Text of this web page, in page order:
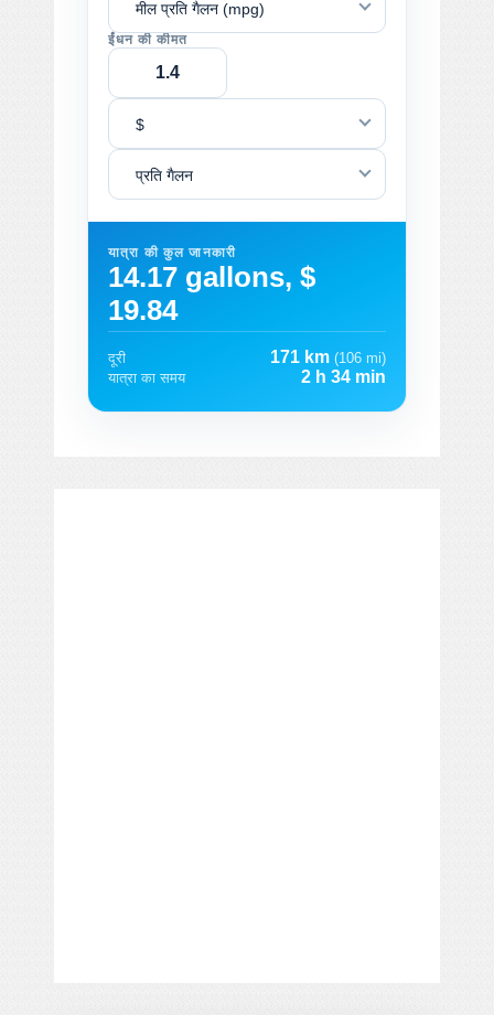
मील प्रति गैलन (mpg)
ईंधन की कीमत
$
प्रति गैलन
यात्रा की कुल जानकारी
14.17 gallons, $
19.84
दूरी 171 km (106 mi)
यात्रा का समय
2 h 34 min